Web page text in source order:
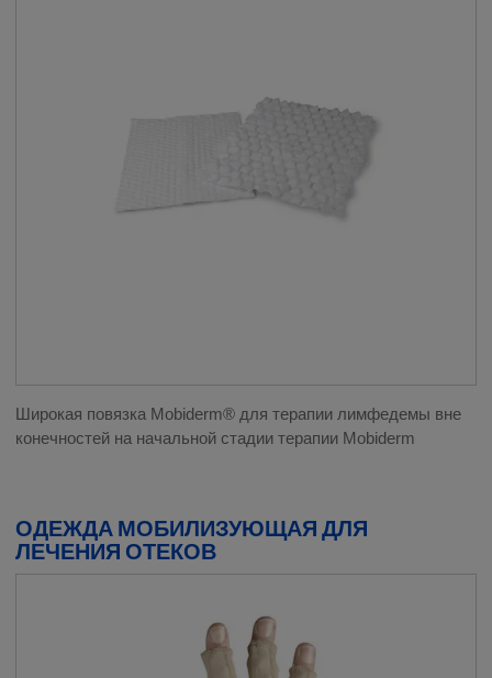
Широкая повязка Mobiderm® для терапии лимфедемы вне
конечностей на начальной стадии терапии Mobiderm
ОДЕЖДА МОБИЛИЗУЮЩАЯ ДЛЯ
ЛЕЧЕНИЯ ОТЕКОВ